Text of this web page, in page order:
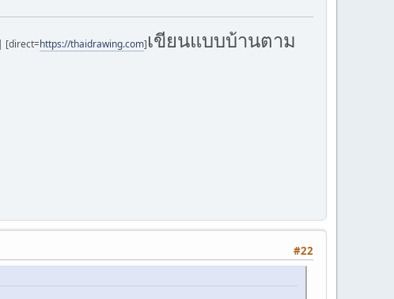
[direct=https://thaidrawing.com]เขียนแบบบ้านตาม
#22